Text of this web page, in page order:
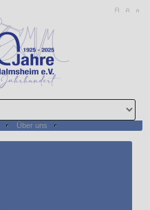
Über uns